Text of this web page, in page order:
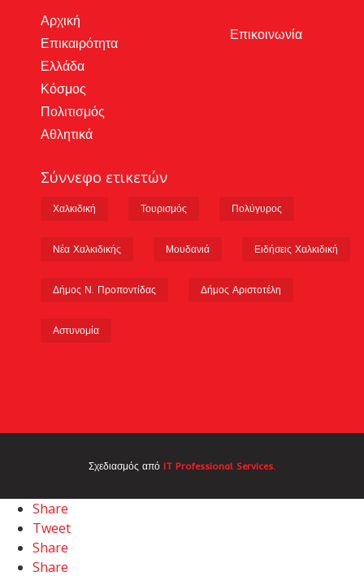
Αρχική
Επικαιρότητα
Ελλάδα
Κόσμος
Πολιτισμός
Αθλητικά
Επικοινωνία
Σύννεφο ετικετών
Χαλκιδική Τουρισμός Πολύγυρος
Νέα Χαλκιδικής Μουδανιά Ειδήσεις Χαλκιδική
Δήμος Ν. Προποντίδας Δήμος Αριστοτέλη
Αστυνομία
Σχεδιασμός από IT Professional Services.
Share
Tweet
Share
Share